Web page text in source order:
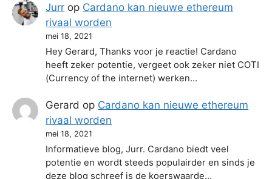
Jurr op Cardano kan nieuwe ethereum
rivaal worden
mei 18, 2021
Hey Gerard, Thanks voor je reactie! Cardano
heeft zeker potentie, vergeet ook zeker niet COTI
(Currency of the internet) werken…
Gerard op Cardano kan nieuwe ethereum
rivaal worden
mei 18, 2021
Informatieve blog, Jurr. Cardano biedt veel
potentie en wordt steeds populairder en sinds je
deze blog schreef is de koerswaarde…